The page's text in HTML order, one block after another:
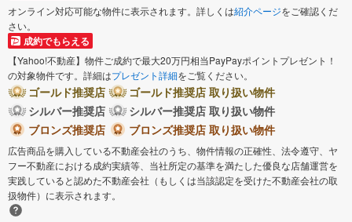
オンライン対応可能な物件に表示されます。詳しくは紹介ページをご確認くだ
さい。
成約でもらえる
【Yahoo!不動産】物件ご成約で最大20万円相当PayPayポイントプレゼント！
の対象物件です。詳細はプレゼント詳細をご覧ください。
ゴールド推奨店
ゴールド推奨店 取り扱い物件
シルバー推奨店
シルバー推奨店 取り扱い物件
ブロンズ推奨店
ブロンズ推奨店 取り扱い物件
広告商品を購入している不動産会社のうち、物件情報の正確性、法令遵守、ヤ
フー不動産における成約実績等、当社所定の基準を満たした優良な店舗運営を
実践していると認めた不動産会社（もしくは当該認定を受けた不動産会社の取
扱物件）に表示されます。